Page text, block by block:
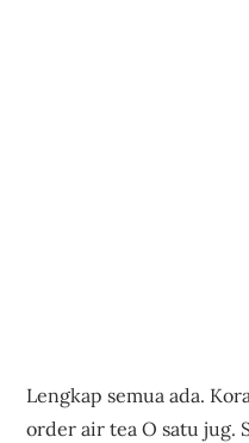
Lengkap semua ada.
order air tea O satu jug.